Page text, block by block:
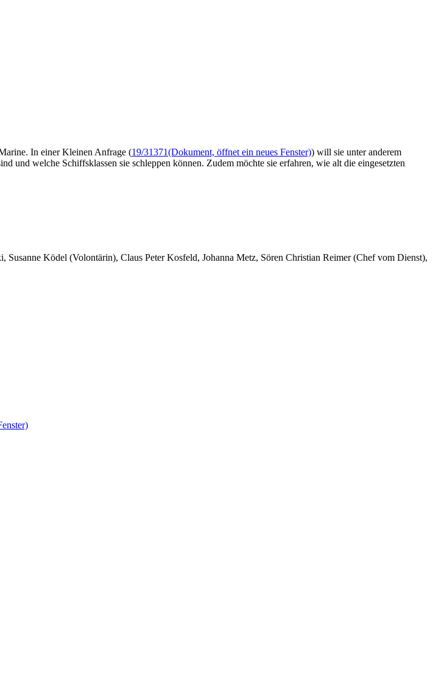
In einer Kleinen Anfrage (19/31371(Dokument, öffnet ein neues Fenster)) will sie unter anderem
und welche Schiffsklassen sie schleppen können. Zudem möchte sie erfahren, wie alt die eingesetzten
Susanne Ködel (Volontärin), Claus Peter Kosfeld, Johanna Metz, Sören Christian Reimer (Chef vom Dienst),